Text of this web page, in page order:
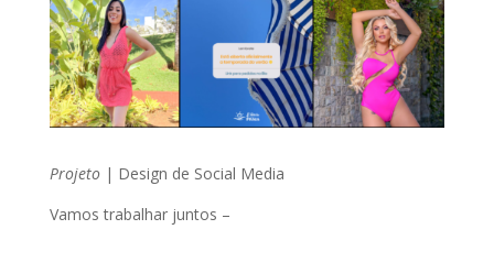
Projeto | Design de Social Media
Vamos trabalhar juntos –